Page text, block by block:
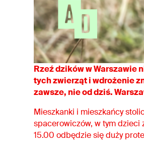
Rzeź dzików w Warszawie
tych zwierząt i wdrożenie
zawsze, nie od dziś.
Mieszkanki i mieszkańcy
spacerowiczów, w tym dzieci
15.00 odbędzie się duży